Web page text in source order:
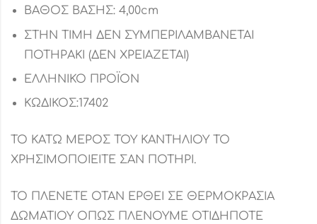
ΒΑΘΟΣ ΒΑΣΗΣ: 4,00cm
ΣΤΗΝ ΤΙΜΗ ΔΕΝ ΣΥΜΠΕΡΙΛΑΜΒΑΝΕΤΑΙ
ΠΟΤΗΡΑΚΙ (ΔΕΝ ΧΡΕΙΑΖΕΤΑΙ)
ΕΛΛΗΝΙΚΟ ΠΡΟΪΟΝ
ΚΩΔΙΚΟΣ:17402
ΤΟ ΚΑΤΩ ΜΕΡΟΣ ΤΟΥ ΚΑΝΤΗΛΙΟΥ ΤΟ
ΧΡΗΣΙΜΟΠΟΙΕΙΤΕ ΣΑΝ ΠΟΤΗΡΙ.
ΤΟ ΠΛΕΝΕΤΕ ΟΤΑΝ ΕΡΘΕΙ ΣΕ ΘΕΡΜΟΚΡΑΣΙΑ
ΔΩΜΑΤΙΟΥ ΟΠΩΣ ΠΛΕΝΟΥΜΕ ΟΤΙΔΗΠΟΤΕ